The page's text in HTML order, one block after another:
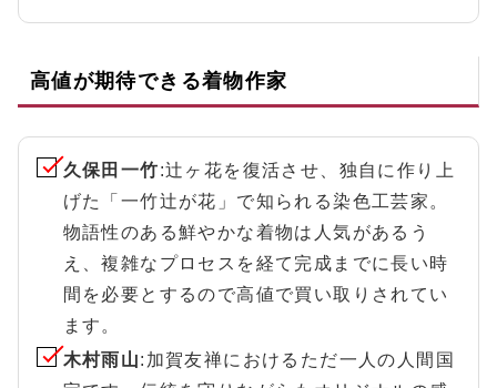
高値が期待できる着物作家
久保田一竹:辻ヶ花を復活させ、独自に作り上
げた「一竹辻が花」で知られる染色工芸家。
物語性のある鮮やかな着物は人気があるう
え、複雑なプロセスを経て完成までに長い時
間を必要とするので高値で買い取りされてい
ます。
木村雨山:加賀友禅におけるただ一人の人間国